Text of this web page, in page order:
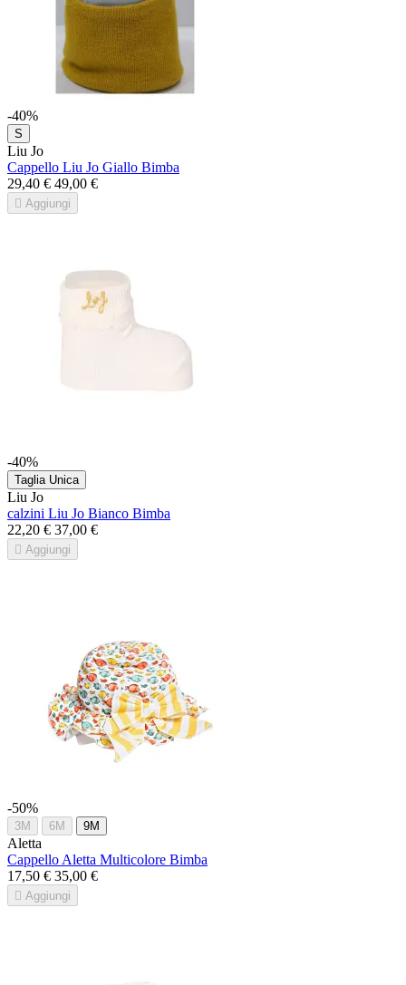
-40%
S
Liu Jo
Cappello Liu Jo Giallo Bimba
29,40 € 49,00 €
 Aggiungi
-40%
Taglia Unica
Liu Jo
calzini Liu Jo Bianco Bimba
22,20 € 37,00 €
 Aggiungi
-50%
3M 6M 9M
Aletta
Cappello Aletta Multicolore Bimba
17,50 € 35,00 €
 Aggiungi